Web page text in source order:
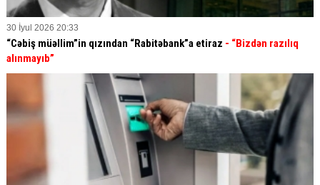
30 İyul 2026 20:33
“Cəbiş müəllim”in qızından “Rabitəbank”a etiraz - “Bizdən razılıq
alınmayıb”